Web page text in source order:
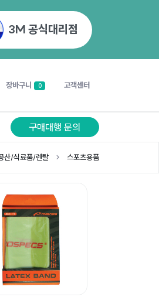
3M 공식대리점
장바구니 0 고객센터
구매대행 문의
산/식료품/렌탈 스포츠용품